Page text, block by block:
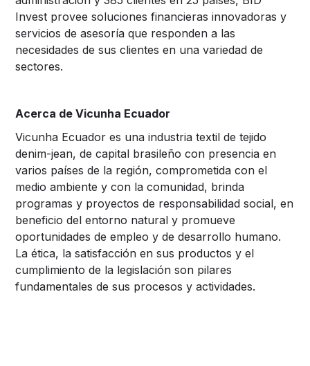
Invest provee soluciones financieras innovadoras y
servicios de asesoría que responden a las
necesidades de sus clientes en una variedad de
sectores.
Acerca de Vicunha Ecuador
Vicunha Ecuador es una industria textil de tejido
denim-jean, de capital brasileño con presencia en
varios países de la región, comprometida con el
medio ambiente y con la comunidad, brinda
programas y proyectos de responsabilidad social, en
beneficio del entorno natural y promueve
oportunidades de empleo y de desarrollo humano.
La ética, la satisfacción en sus productos y el
cumplimiento de la legislación son pilares
fundamentales de sus procesos y actividades.